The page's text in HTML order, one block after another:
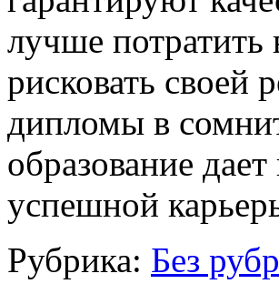
лучше потратить
рисковать своей
дипломы в
образование
успешной
Рубрика: Без